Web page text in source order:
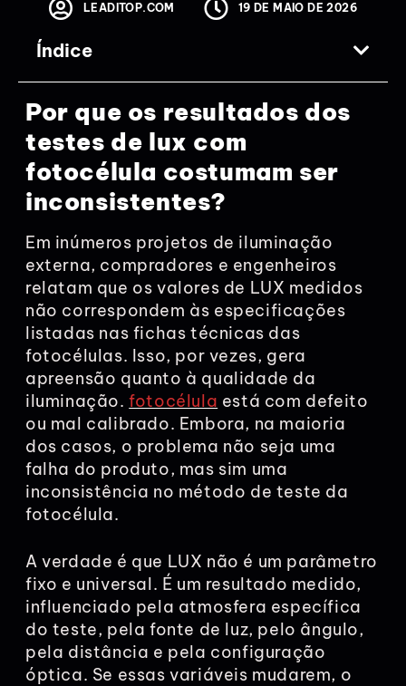
LEADITOP.COM 19 DE MAIO DE 2026
Índice
Por que os resultados dos
testes de lux com
fotocélula costumam ser
inconsistentes?
Em inúmeros projetos de iluminação
externa, compradores e engenheiros
relatam que os valores de LUX medidos
não correspondem às especificações
listadas nas fichas técnicas das
fotocélulas. Isso, por vezes, gera
apreensão quanto à qualidade da
iluminação.fotocélula está com defeito
ou mal calibrado. Embora, na maioria
dos casos, o problema não seja uma
falha do produto, mas sim uma
inconsistência no método de teste da
fotocélula.
A verdade é que LUX não é um parâmetro
fixo e universal. É um resultado medido,
influenciado pela atmosfera específica
do teste, pela fonte de luz, pelo ângulo,
pela distância e pela configuração
óptica. Se essas variáveis mudarem, o